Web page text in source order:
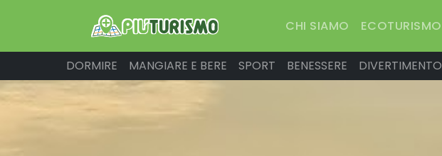
CHI SIAMO ECOTURISMO
DORMIRE MANGIARE E BERE SPORT BENESSERE DIVERTIMENTO